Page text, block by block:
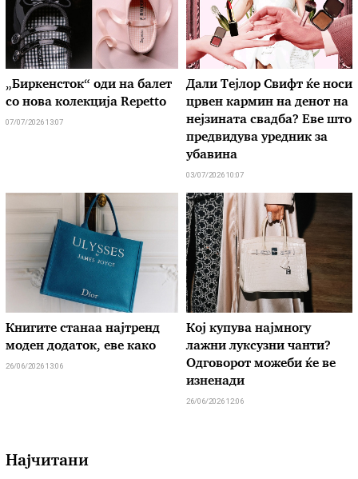
„Биркенсток“ оди на балет
со нова колекција Repetto
07/07/2026 13:07
Дали Тејлор Свифт ќе носи
црвен кармин на денот на
нејзината свадба? Еве што
предвидува уредник за
убавина
03/07/2026 10:07
Книгите станаа најтренд
моден додаток, еве како
26/06/2026 13:06
Кој купува најмногу
лажни луксузни чанти?
Одговорот можеби ќе ве
изненади
26/06/2026 12:06
Најчитани